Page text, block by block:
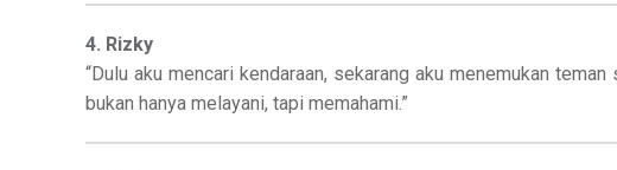
4. Rizky
“Dulu aku mencari kendaraan, sekarang aku menemukan
bukan hanya melayani, tapi memahami.”